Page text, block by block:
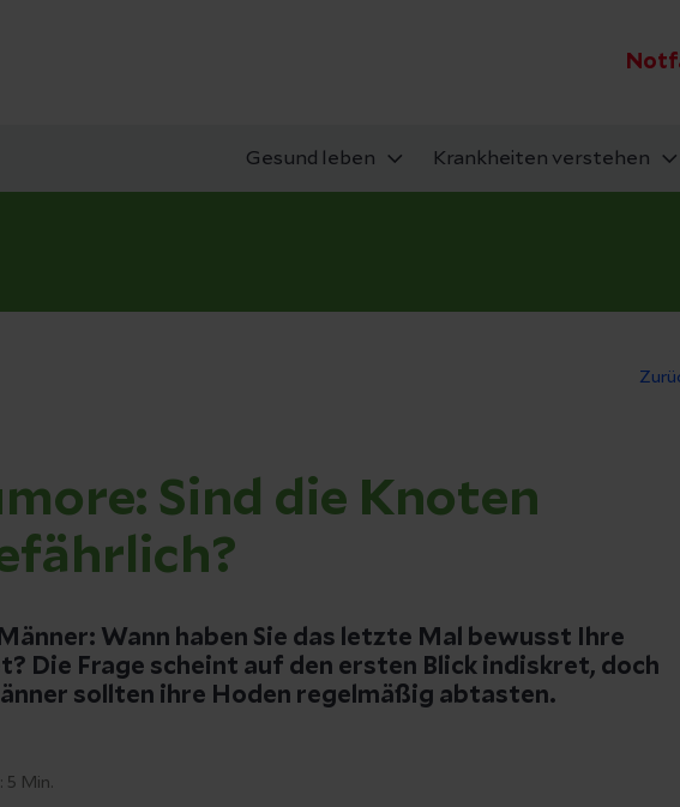
Gesund leben Krankheiten verstehen
Sind die Knoten
Wann haben Sie das letzte Mal bewusst Ihre
Die Frage scheint auf den ersten Blick indiskret, doch
sollten ihre Hoden regelmäßig abtasten.
5 Min.